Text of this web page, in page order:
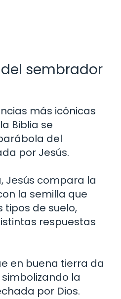
sembrador
más icónicas
Biblia se
del
por Jesús.
Jesús compara la
la semilla que
tipos de suelo,
respuestas
en buena tierra da
la
por Dios.